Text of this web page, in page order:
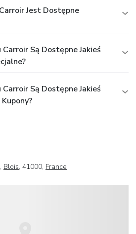
Jest Dostępne
Carroir Są Dostępne Jakieś
Carroir Są Dostępne Jakieś
Blois, 41000, France